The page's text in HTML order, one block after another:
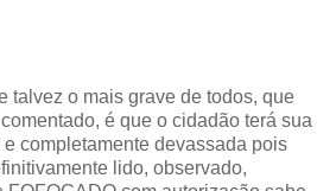
talvez o mais grave de todos, que
é que o cidadão terá sua
completamente devassada pois
lido, observado,